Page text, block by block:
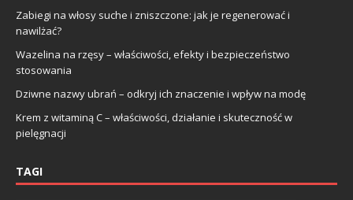
Zabiegi na włosy suche i zniszczone: jak je regenerować i
nawilżać?
Wazelina na rzęsy – właściwości, efekty i bezpieczeństwo
stosowania
Dziwne nazwy ubrań – odkryj ich znaczenie i wpływ na modę
Krem z witaminą C – właściwości, działanie i skuteczność w
pielęgnacji
TAGI